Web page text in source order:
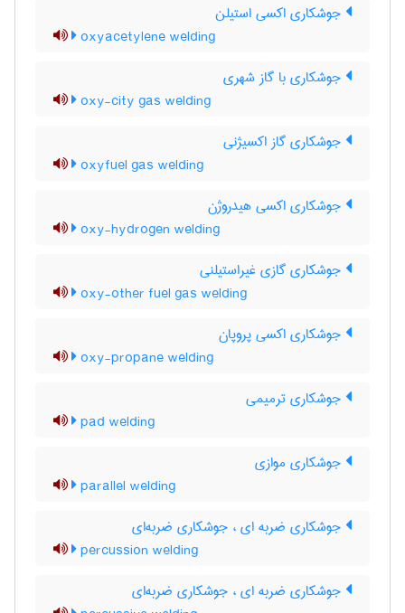
جوشکاری اکسی استیلن
oxyacetylene welding
جوشکاری با گاز شهری
oxy-city gas welding
جوشکاری گاز اکسیژنی
oxyfuel gas welding
جوشکاری اکسی هیدروژن
oxy-hydrogen welding
جوشکاری گازی غیراستیلنی
oxy-other fuel gas welding
جوشکاری اکسی پروپان
oxy-propane welding
جوشکاری ترمیمی
pad welding
جوشکاری موازی
parallel welding
جوشکاری ضربه ای ، جوشکاری ضربه‌ای
percussion welding
جوشکاری ضربه ای ، جوشکاری ضربه‌ای